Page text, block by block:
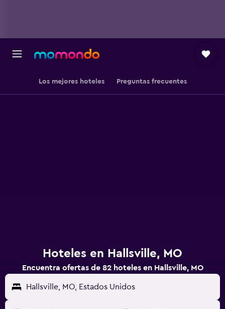
Los mejores hoteles Preguntas frecuentes
Hoteles en Hallsville, MO
Encuentra ofertas de 82 hoteles en Hallsville, MO
Hallsville, MO, Estados Unidos